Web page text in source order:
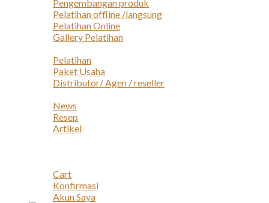
Pengembangan produk
Pelatihan offline /langsung
Pelatihan Online
Gallery Pelatihan
Pelatihan
Paket Usaha
Distributor/ Agen / reseller
News
Resep
Artikel
Cart
Konfirmasi
Akun Saya